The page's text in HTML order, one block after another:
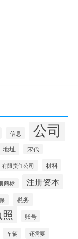
信息 公司
地址 宋代
有限责任公司 材料
商标 注册资本
税务
账号
车辆 还需要